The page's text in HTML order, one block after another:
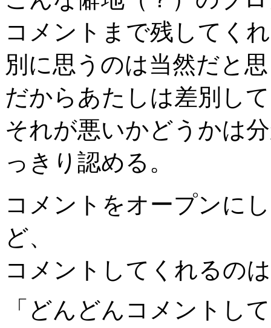
コメントまで残してく
別に思うのは当然だと
だからあたしは差別し
それが悪いかどうかは
っきり認める。
コメントをオープンに
ど、
コメントしてくれるの
「どんどんコメントし